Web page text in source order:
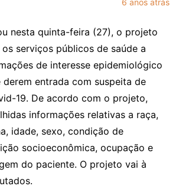
nesta quinta-feira (27), o projeto
serviços públicos de saúde a
de interesse epidemiológico
entrada com suspeita de
19. De acordo com o projeto,
informações relativas a raça,
idade, sexo, condição de
socioeconômica, ocupação e
do paciente. O projeto vai à